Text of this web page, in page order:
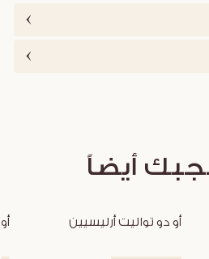
أيضاً
أو دو تواليت أرليسيين